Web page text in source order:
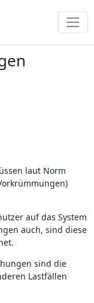
laut Norm
auf das System
auch, sind diese
sind die
Lastfällen